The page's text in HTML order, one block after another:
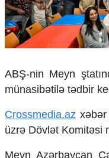
Siyasi
Geosiyasi
İqtisadi
Sosioloji
Araşdırma
Multimedia
Video
İnfoqrafika
ABŞ-nin Meyn
münasibətilə tədbir
Crossmedia.az
üzrə Dövlət Komitəsi
Meyn Azərbaycan